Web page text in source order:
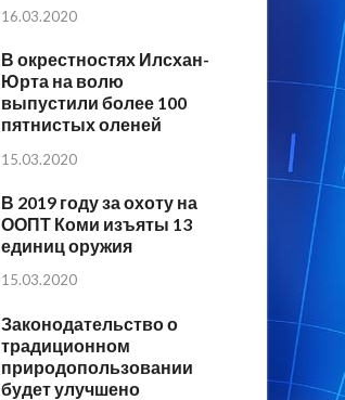
16.03.2020
В окрестностях Илсхан-
Юрта на волю
выпустили более 100
пятнистых оленей
15.03.2020
В 2019 году за охоту на
ООПТ Коми изъяты 13
единиц оружия
15.03.2020
Законодательство о
традиционном
природопользовании
будет улучшено